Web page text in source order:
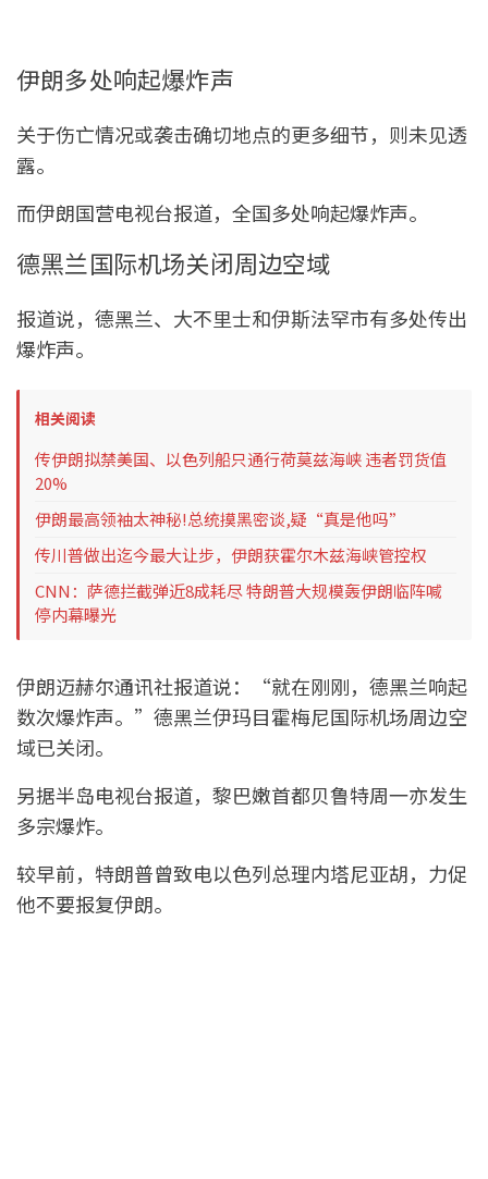
伊朗多处响起爆炸声
关于伤亡情况或袭击确切地点的更多细节，则未见透
露。
而伊朗国营电视台报道，全国多处响起爆炸声。
德黑兰国际机场关闭周边空域
报道说，德黑兰、大不里士和伊斯法罕市有多处传出
爆炸声。
相关阅读
传伊朗拟禁美国、以色列船只通行荷莫兹海峡 违者罚货值
20%
伊朗最高领袖太神秘!总统摸黑密谈,疑“真是他吗”
传川普做出迄今最大让步，伊朗获霍尔木兹海峡管控权
CNN：萨德拦截弹近8成耗尽 特朗普大规模轰伊朗临阵喊
停内幕曝光
伊朗迈赫尔通讯社报道说：“就在刚刚，德黑兰响起
数次爆炸声。”德黑兰伊玛目霍梅尼国际机场周边空
域已关闭。
另据半岛电视台报道，黎巴嫩首都贝鲁特周一亦发生
多宗爆炸。
较早前，特朗普曾致电以色列总理内塔尼亚胡，力促
他不要报复伊朗。